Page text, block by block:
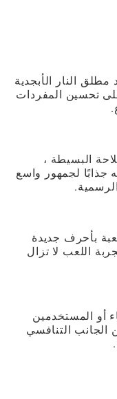
مطلق النار الأبجدية
تحسين المفردات
البسيطة ،
جذابًا لجمهور واسع
بأحرف جديدة
اللعب لا تزال
أو المستخدمين
الجانب التنافسي